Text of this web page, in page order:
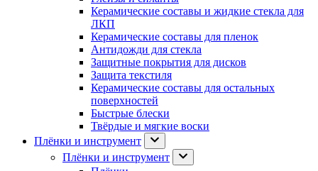
Керамические составы и жидкие стекла для
ЛКП
Керамические составы для пленок
Антидожди для стекла
Защитные покрытия для дисков
Защита текстиля
Керамические составы для остальных
поверхностей
Быстрые блески
Твёрдые и мягкие воски
Плёнки и инструмент
Плёнки и инструмент